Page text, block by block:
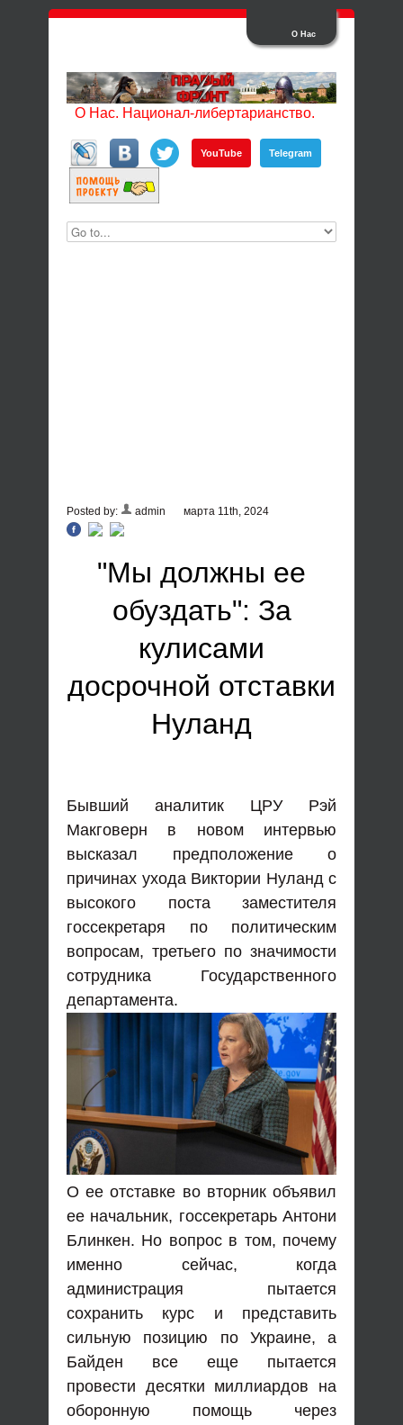
О Нас
О Нас. Национал-либертарианство.
YouTube Telegram
Posted by: admin марта 11th, 2024
"Мы должны ее
обуздать": За
кулисами
досрочной отставки
Нуланд
Бывший аналитик ЦРУ Рэй
Макговерн в новом интервью
высказал предположение о
причинах ухода Виктории Нуланд с
высокого поста заместителя
госсекретаря по политическим
вопросам, третьего по значимости
сотрудника Государственного
департамента.
О ее отставке во вторник объявил
ее начальник, госсекретарь Антони
Блинкен. Но вопрос в том, почему
именно сейчас, когда
администрация пытается
сохранить курс и представить
сильную позицию по Украине, а
Байден все еще пытается
провести десятки миллиардов на
оборонную помощь через